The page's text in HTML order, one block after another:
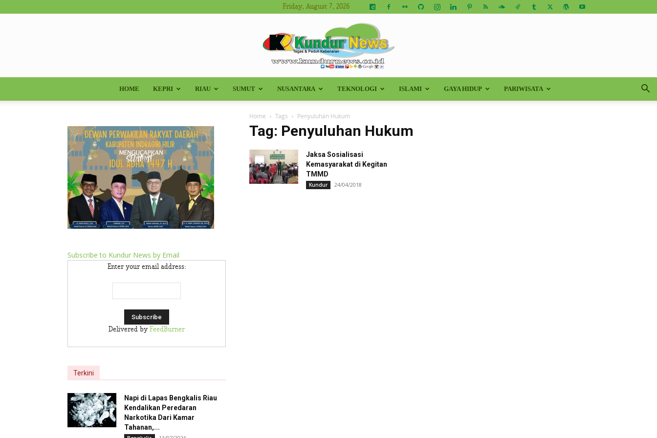
Friday, August 7, 2026
Kundur
News
HOME KEPRI RIAU SUMUT NUSANTARA TEKNOLOGI ISLAMI GAYA HIDUP PARIWISATA
Home Tags Penyuluhan Hukum
Tag: Penyuluhan Hukum
Jaksa Sosialisasi
Kemasyarakat di Kegitan
TMMD
Kundur 24/04/2018
Subscribe to Kundur News by Email
Enter your email address:
Delivered by FeedBurner
Terkini
Napi di Lapas Bengkalis Riau
Kendalikan Peredaran
Narkotika Dari Kamar
Tahanan,...